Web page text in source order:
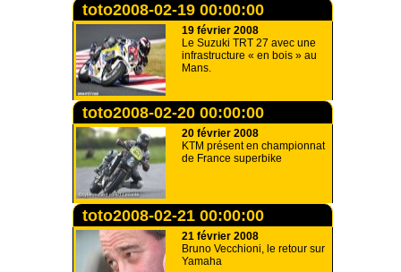
toto2008-02-19 00:00:00
19 février 2008
Le Suzuki TRT 27 avec une
infrastructure « en bois » au
Mans.
toto2008-02-20 00:00:00
20 février 2008
KTM présent en championnat
de France superbike
toto2008-02-21 00:00:00
21 février 2008
Bruno Vecchioni, le retour sur
Yamaha